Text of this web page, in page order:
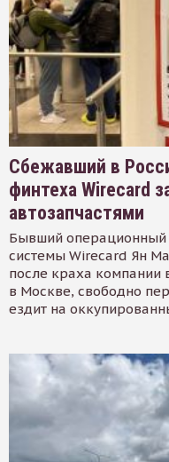
Сбежавший в
финтеха Wirecard
автозапчастями
Бывший операционный
системы Wirecard Ян
после краха компании
в Москве, свободно
ездит на